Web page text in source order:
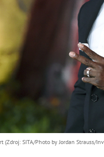
(Zdroj: SITA/Photo by Jordan Strauss/